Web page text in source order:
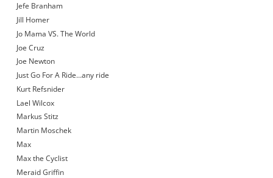
Jefe Branham
Jill Homer
Jo Mama VS. The World
Joe Cruz
Joe Newton
Just Go For A Ride…any ride
Kurt Refsnider
Lael Wilcox
Markus Stitz
Martin Moschek
Max
Max the Cyclist
Meraid Griffin